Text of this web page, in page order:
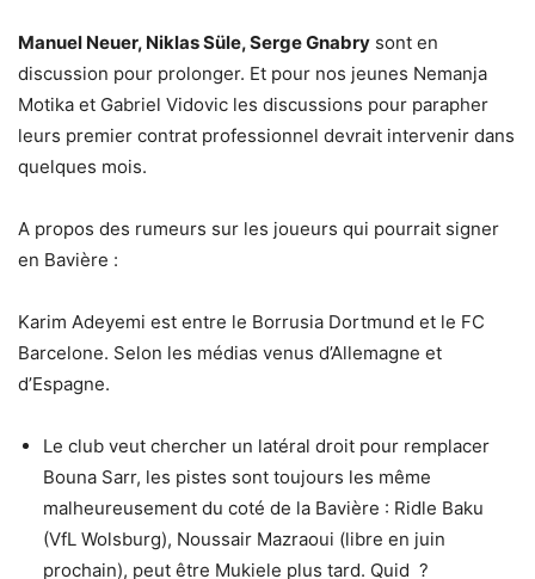
Manuel Neuer, Niklas Süle, Serge Gnabry sont en
discussion pour prolonger. Et pour nos jeunes Nemanja
Motika et Gabriel Vidovic les discussions pour parapher
leurs premier contrat professionnel devrait intervenir dans
quelques mois.
A propos des rumeurs sur les joueurs qui pourrait signer
en Bavière :
Karim Adeyemi est entre le Borrusia Dortmund et le FC
Barcelone. Selon les médias venus d’Allemagne et
d’Espagne.
Le club veut chercher un latéral droit pour remplacer
Bouna Sarr, les pistes sont toujours les même
malheureusement du coté de la Bavière : Ridle Baku
(VfL Wolsburg), Noussair Mazraoui (libre en juin
prochain), peut être Mukiele plus tard. Quid ?